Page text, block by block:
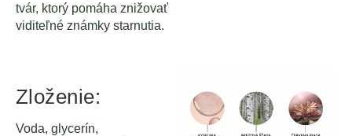
tvár, ktorý pomáha znižovať
viditeľné známky starnutia.
Zloženie:
Voda, glycerín,